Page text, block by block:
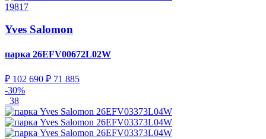
19817
Yves Salomon
парка 26EFV00672L02W
₽ 102 690 ₽ 71 885
-30%
38